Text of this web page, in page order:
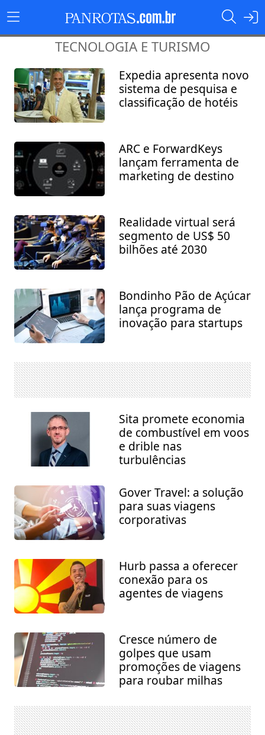
TECNOLOGIA E TURISMO
Expedia apresenta novo
sistema de pesquisa e
classificação de hotéis
ARC e ForwardKeys
lançam ferramenta de
marketing de destino
Realidade virtual será
segmento de US$ 50
bilhões até 2030
Bondinho Pão de Açúcar
lança programa de
inovação para startups
Sita promete economia
de combustível em voos
e drible nas
turbulências
Gover Travel: a solução
para suas viagens
corporativas
Hurb passa a oferecer
conexão para os
agentes de viagens
Cresce número de
golpes que usam
promoções de viagens
para roubar milhas